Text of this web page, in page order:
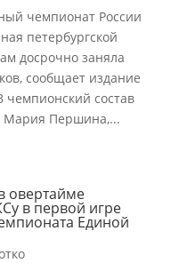
чемпионат России
петербургской
досрочно заняла
сообщает издание
чемпионский состав
Мария Першина,...
овертайме
в первой игре
Единой